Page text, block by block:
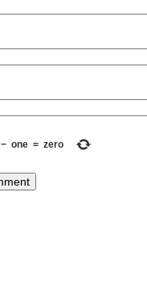
− one = zero